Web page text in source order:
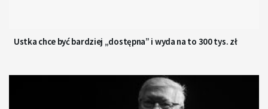
Ustka chce być bardziej „dostępna” i wyda na to 300 tys. zł